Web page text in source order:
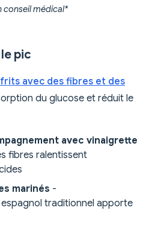
conseil médical*
pic
avec des fibres et des
du glucose et réduit le
avec vinaigrette
fibres ralentissent
marinés -
traditionnel apporte